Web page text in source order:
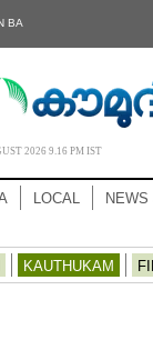
BA
2026 9.16 PM IST
LOCAL NEWS
KAUTHUKAM